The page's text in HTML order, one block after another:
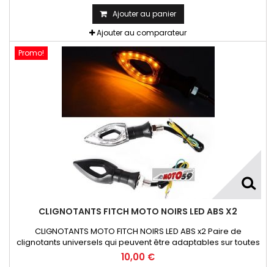
Ajouter au panier
Ajouter au comparateur
Promo!
CLIGNOTANTS FITCH MOTO NOIRS LED ABS X2
CLIGNOTANTS MOTO FITCH NOIRS LED ABS x2 Paire de
clignotants universels qui peuvent être adaptables sur toutes
motos ou scooters
10,00 €